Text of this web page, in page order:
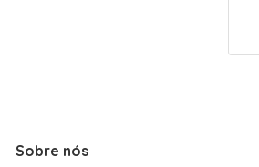
Sobre nós